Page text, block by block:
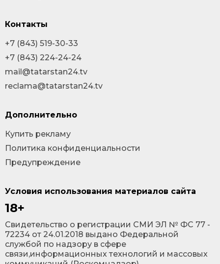
Условия использования материалов сайта
18+
Cвидетельство о регистрации СМИ ЭЛ № ФС 77 -
72234 от 24.01.2018 выдано Федеральной
службой по надзору в сфере
связи,информационных технологий и массовых
Контакты
+7 (843) 519-30-33
+7 (843) 224-24-24
mail@tatarstan24.tv
reclama@tatarstan24.tv
Дополнительно
Купить рекламу
Политика конфиденциальности
Предупреждение